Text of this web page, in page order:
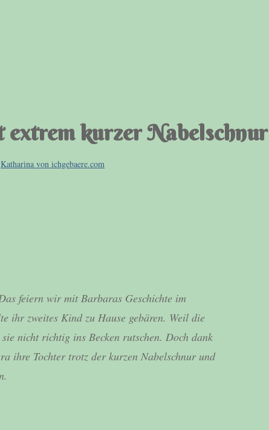
kurzer Nabelschnur
Katharina von ichgebaere.com
feiern wir mit Barbaras Geschichte im
ihr zweites Kind zu Hause gebären. Weil die
nicht richtig ins Becken rutschen. Doch dank
ihre Tochter trotz der kurzen Nabelschnur und